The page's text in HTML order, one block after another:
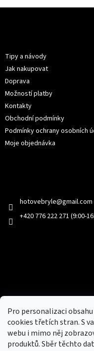
Pro personalizaci
cookies třetích stran. S
webu i mimo něj
produktů. Sběr těchto
Tipy a návody
Jak nakupovat
Doprava
Možností platby
Kontakty
Obchodní podmínky
Podmínky ochrany osobních
Moje objednávka
hotovebryle@gmail.com
+420 776 222 271 (9:00-